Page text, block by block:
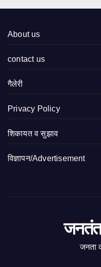
About us
contact us
गैलेरी
Privacy Policy
शिकायत व सुझाव
विज्ञापन/Advertisement
जनता